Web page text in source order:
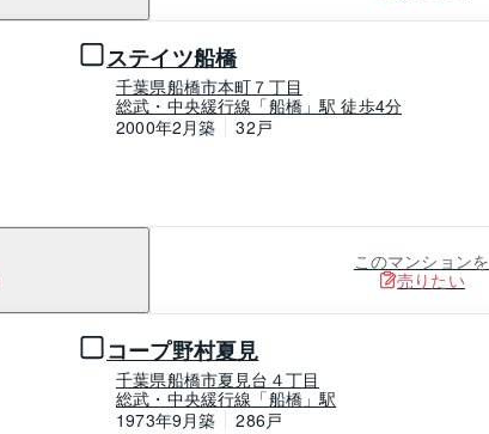
ステイツ船橋
千葉県船橋市本町７丁目
総武・中央緩行線「船橋」駅 徒歩4分
2000年2月築
32戸
このマンションを
売りたい
コープ野村夏見
千葉県船橋市夏見台４丁目
総武・中央緩行線「船橋」駅
1973年9月築
286戸